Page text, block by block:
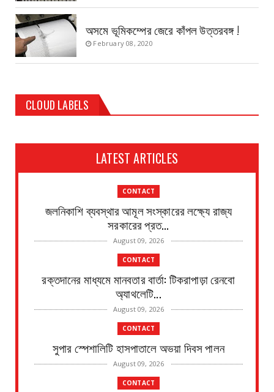
অসমে ভূমিকম্পের জেরে কাঁপল উত্তরবঙ্গ !
February 08, 2020
CLOUD LABELS
LATEST ARTICLES
CONTACT
জলনিকাশি ব্যবস্থার আমূল সংস্কারের লক্ষ্যে রাজ্য
সরকারের প্রত...
August 09, 2026
CONTACT
রক্তদানের মাধ্যমে মানবতার বার্তা: টিকরাপাড়া রেনবো
অ্যাথলেটি...
August 09, 2026
CONTACT
সুপার স্পেশালিটি হাসপাতালে অভয়া দিবস পালন
August 09, 2026
CONTACT